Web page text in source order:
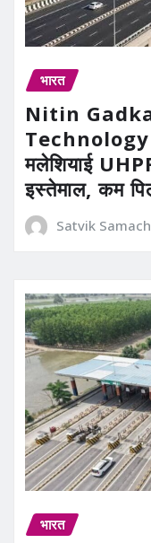
भारत
Nitin
Technology
मलेशियाई
इस्तेमाल, कम
Satvik
भारत